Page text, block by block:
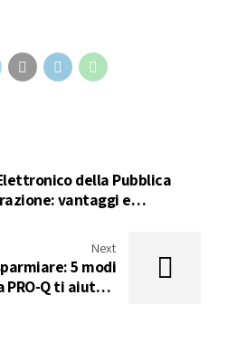
della Pubblica
vantaggi e
Next
5 modi
Q ti aiuta a